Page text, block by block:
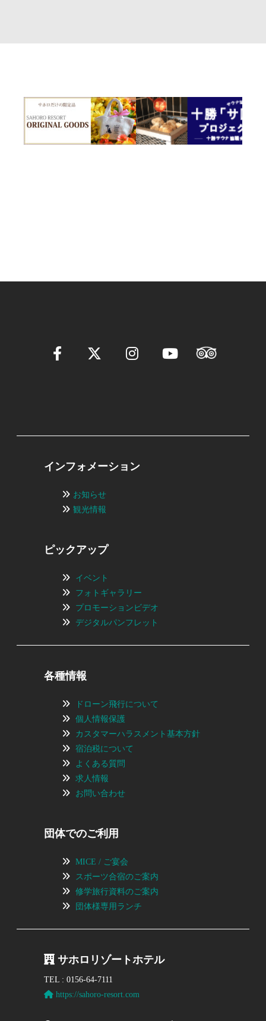
インフォメーション
お知らせ
観光情報
ピックアップ
イベント
フォトギャラリー
プロモーションビデオ
デジタルパンフレット
各種情報
ドローン飛行について
個人情報保護
カスタマーハラスメント基本方針
宿泊税について
よくある質問
求人情報
お問い合わせ
団体でのご利用
MICE / ご宴会
スポーツ合宿のご案内
修学旅行資料のご案内
団体様専用ランチ
サホロリゾートホテル
TEL : 0156-64-7111
https://sahoro-resort.com